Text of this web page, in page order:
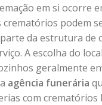
em si ocorre
crematórios podem
da estrutura de
A escolha do
geralmente
agência funerária
com crematórios